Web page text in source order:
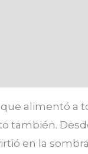
alimentó a
también.
en la